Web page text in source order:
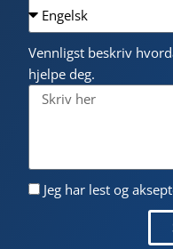
Vennligst beskriv
hjelpe deg.
Jeg har lest og